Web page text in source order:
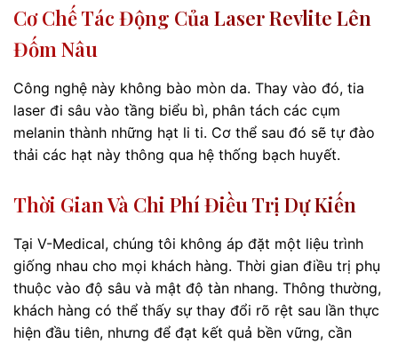
Cơ Chế Tác Động Của Laser Revlite Lên
Đốm Nâu
Công nghệ này không bào mòn da. Thay vào đó, tia
laser đi sâu vào tầng biểu bì, phân tách các cụm
melanin thành những hạt li ti. Cơ thể sau đó sẽ tự đào
thải các hạt này thông qua hệ thống bạch huyết.
Thời Gian Và Chi Phí Điều Trị Dự Kiến
Tại V-Medical, chúng tôi không áp đặt một liệu trình
giống nhau cho mọi khách hàng. Thời gian điều trị phụ
thuộc vào độ sâu và mật độ tàn nhang. Thông thường,
khách hàng có thể thấy sự thay đổi rõ rệt sau lần thực
hiện đầu tiên, nhưng để đạt kết quả bền vững, cần